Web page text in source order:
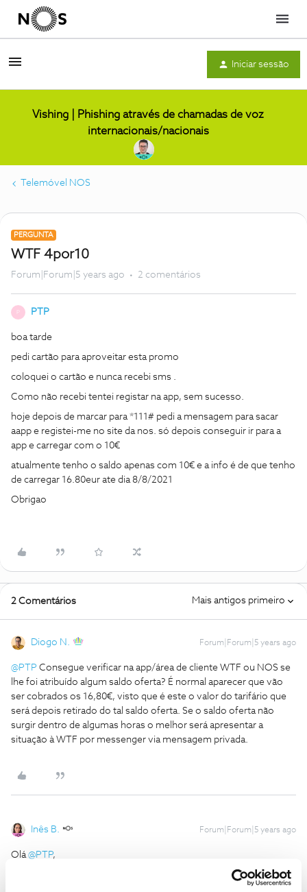
Menu
Iniciar sessão
Vishing | Phishing através de chamadas de voz
internacionais/nacionais
Telemóvel NOS
PERGUNTA
WTF 4por10
Forum|Forum|5 years ago 2 comentários
PTP
boa tarde
pedi cartão para aproveitar esta promo
coloquei o cartão e nunca recebi sms .
Como não recebi tentei registar na app, sem sucesso.
hoje depois de marcar para *111# pedi a mensagem para sacar
aapp e registei-me no site da nos. só depois conseguir ir para a
app e carregar com o 10€
atualmente tenho o saldo apenas com 10€ e a info é de que tenho
de carregar 16.80eur ate dia 8/8/2021
Obrigao
2 Comentários Mais antigos primeiro
Diogo N. Forum|Forum|5 years ago
@PTP Consegue verificar na app/área de cliente WTF ou NOS se
lhe foi atribuído algum saldo oferta? É normal aparecer que vão
ser cobrados os 16,80€, visto que é este o valor do tarifário que
será depois retirado do tal saldo oferta. Se o saldo oferta não
surgir dentro de algumas horas o melhor será apresentar a
situação à WTF por messenger via mensagem privada.
Inês B. Forum|Forum|5 years ago
Olá@PTP,